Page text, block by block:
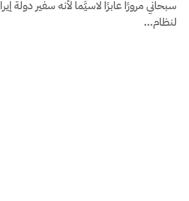
سبحاني مرورًا عابرًا لاسيَّما لأنه سفير دولة
لنظام...